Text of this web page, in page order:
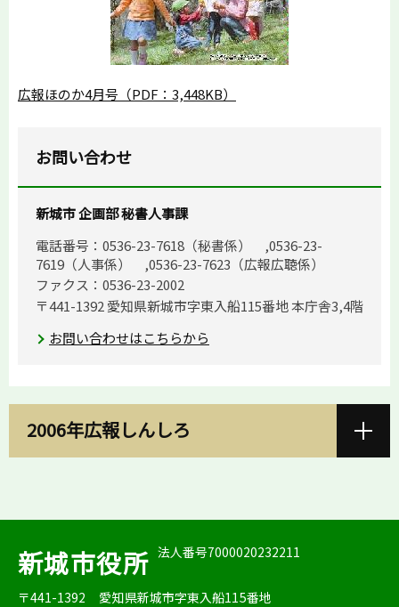
広報ほのか4月号（PDF：3,448KB）
お問い合わせ
新城市 企画部 秘書人事課
電話番号：0536-23-7618（秘書係） ,0536-23-
7619（人事係） ,0536-23-7623（広報広聴係）
ファクス：0536-23-2002
〒441-1392 愛知県新城市字東入船115番地 本庁舎3,4階
お問い合わせはこちらから
2006年広報しんしろ
新城市役所 法人番号7000020232211
〒441-1392 愛知県新城市字東入船115番地